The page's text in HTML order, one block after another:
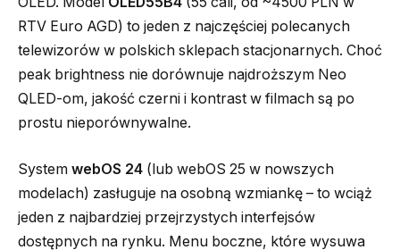
RTV Euro AGD) to jeden z najczęściej polecanych
telewizorów w polskich sklepach stacjonarnych. Choć
peak brightness nie dorównuje najdroższym Neo
QLED-om, jakość czerni i kontrast w filmach są po
prostu nieporównywalne.
System webOS 24 (lub webOS 25 w nowszych
modelach) zasługuje na osobną wzmiankę – to wciąż
jeden z najbardziej przejrzystych interfejsów
dostępnych na rynku. Menu boczne, które wysuwa